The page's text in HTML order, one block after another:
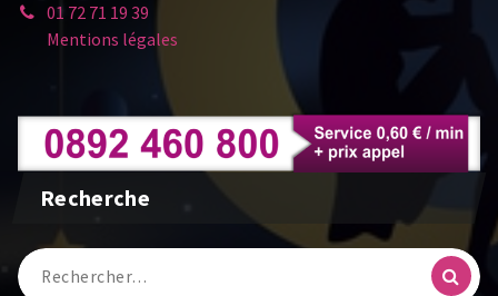
01 72 71 19 39
Mentions légales
Recherche
Recherche
pour :